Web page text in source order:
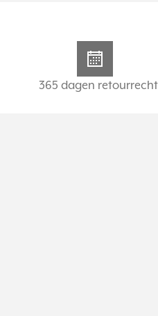
365 dagen retourrecht